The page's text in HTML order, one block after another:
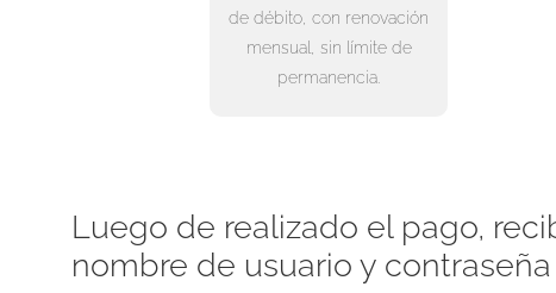
de débito, con renovación
mensual, sin límite de
permanencia.
Luego de realizado el pago,
nombre de usuario y